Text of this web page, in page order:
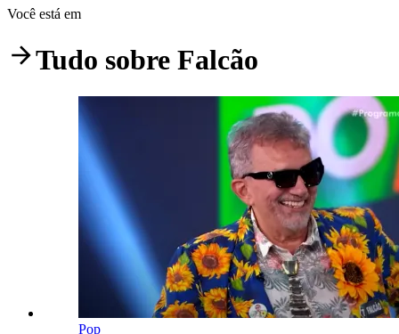
Você está em
Tudo sobre Falcão
Pop